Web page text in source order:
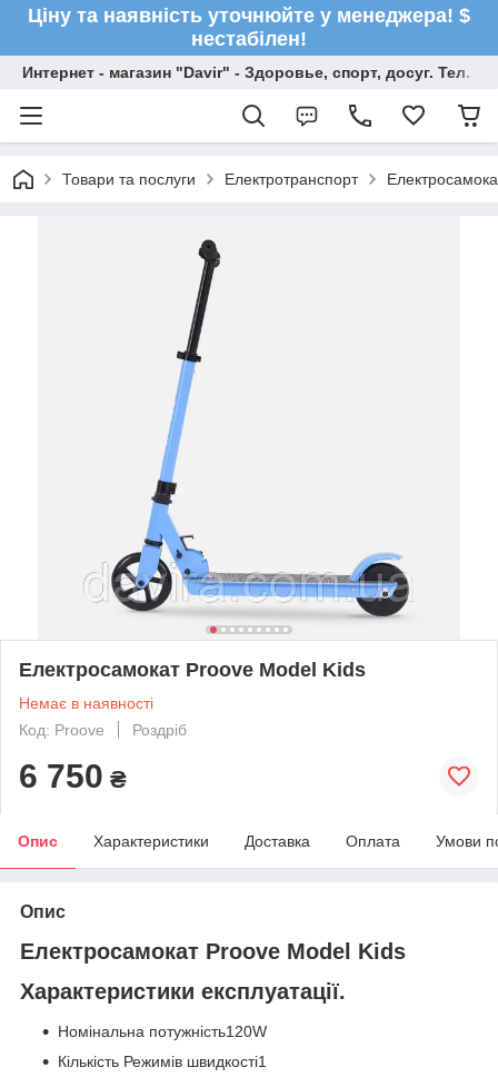
Ціну та наявність уточнюйте у менеджера! $
нестабілен!
Интернет - магазин "Davir" - Здоровье, спорт, досуг. Тел.
Товари та послуги Електротранспорт
Електросамокат Proove Model Kids
Немає в наявності
Код: Proove
Роздріб
6 750 ₴
Опис Характеристики Доставка Оплата Умови
Опис
Електросамокат Proove Model Kids
Характеристики експлуатації.
Номінальна потужність120W
Кількість Режимів швидкості1